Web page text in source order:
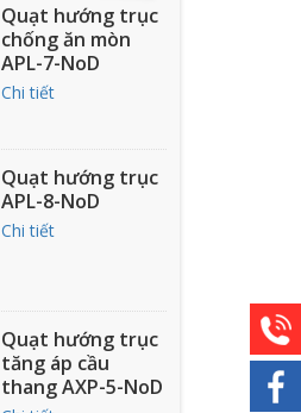
Quạt hướng trục
chống ăn mòn
APL-7-NoD
Chi tiết
Quạt hướng trục
APL-8-NoD
Chi tiết
Quạt hướng trục
tăng áp cầu
thang AXP-5-NoD